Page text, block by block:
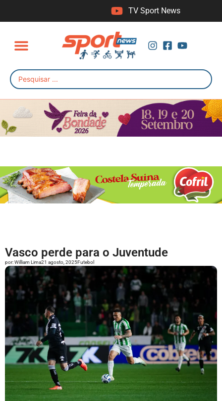
TV Sport News
Vasco perde para o Juventude
por:William Lima21 agosto, 2025Futebol